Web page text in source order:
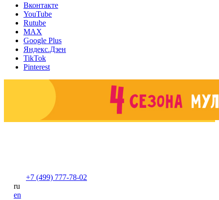
Вконтакте
YouTube
Rutube
MAX
Google Plus
Яндекс.Дзен
TikTok
Pinterest
+7 (499) 777-78-02
ru
en